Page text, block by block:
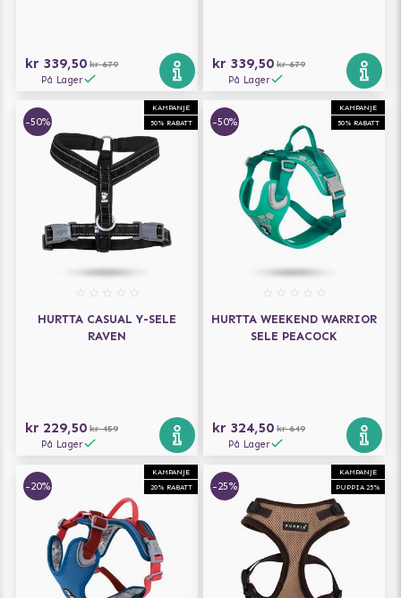
kr 339,50 kr 679
På Lager
kr 339,50 kr 679
På Lager
KAMPANJE
50% RABATT
-50%
HURTTA CASUAL Y-SELE
RAVEN
kr 229,50 kr 459
På Lager
KAMPANJE
50% RABATT
-50%
HURTTA WEEKEND WARRIOR
SELE PEACOCK
kr 324,50 kr 649
På Lager
KAMPANJE
20% RABATT
-20%
KAMPANJE
PUPPIA 25%
-25%